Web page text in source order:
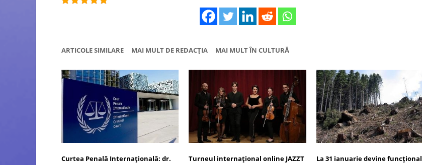
ARTICOLE SIMILARE MAI MULT DE REDACȚIA MAI MULT ÎN CULTURĂ
Curtea Penală Internațională: dr.
Turneul internațional online JAZZT
La 31 ianuarie devine funcţional